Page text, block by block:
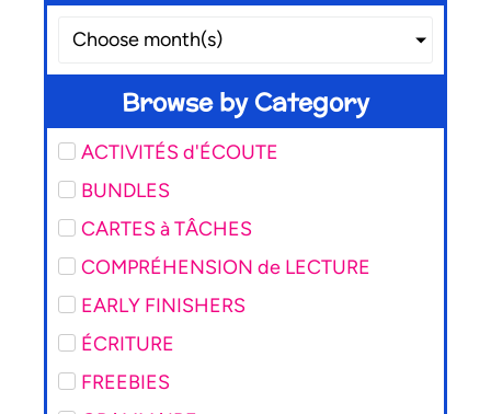
Choose month(s)
Browse by Category
ACTIVITÉS d'ÉCOUTE
BUNDLES
CARTES à TÂCHES
COMPRÉHENSION de LECTURE
EARLY FINISHERS
ÉCRITURE
FREEBIES